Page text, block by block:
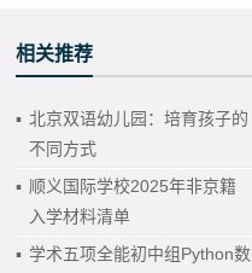
相关推荐
▪ 北京双语幼儿园：培育孩子的
不同方式
▪ 顺义国际学校2025年非京籍
入学材料清单
▪ 学术五项全能初中组Python数